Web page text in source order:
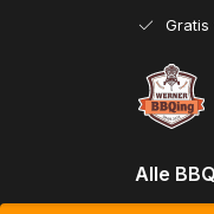
Gratis
Alle